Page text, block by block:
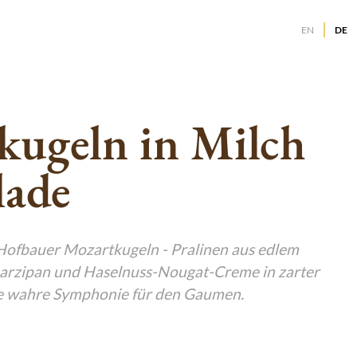
gg
g
EN DE
in Milch
Mozartkugeln - Pralinen aus edlem
und Haselnuss-Nougat-Creme in zarter
wahre Symphonie für den Gaumen.